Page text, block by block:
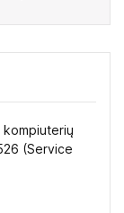
kompiuterių
(Service